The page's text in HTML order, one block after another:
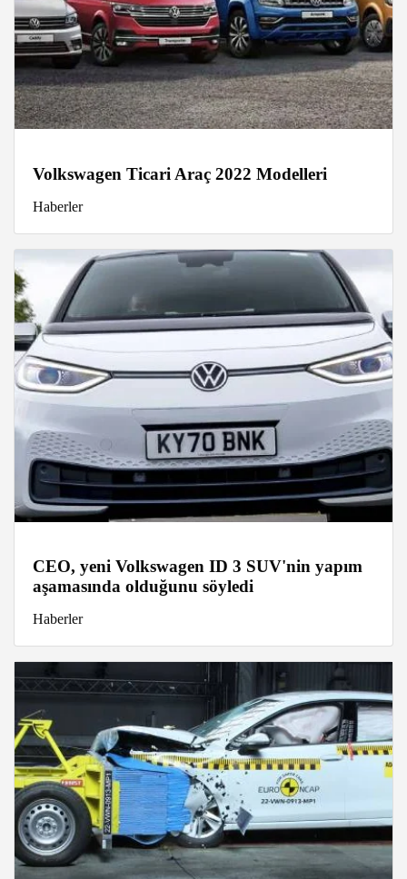
Volkswagen Ticari Araç 2022 Modelleri
Haberler
CEO, yeni Volkswagen ID 3 SUV'nin yapım
aşamasında olduğunu söyledi
Haberler